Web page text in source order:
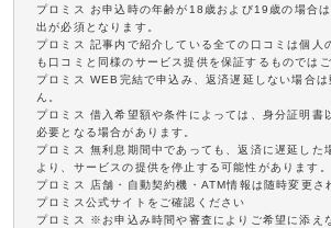
プロミス お申込時の年齢が18歳および19歳の場合
出が必須となります。
プロミス 記事内で紹介している全ての口コミは個人
も口コミと同様のサービス提供を保証するものではご
プロミス WEB完結で申込み、返済遅延しない場合
ん。
プロミス 借入希望額や条件によっては、身分証明書
必要となる場合があります。
プロミス 無利息期間中であっても、返済に遅延した
より、サービスの提供を停止する可能性があります。
プロミス 店舗・自動契約機・ATM情報は随時変更さ
プロミス公式サイトをご確認ください
プロミス ※お申込み時間や審査によりご希望に添え